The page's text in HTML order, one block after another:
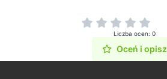
Liczba ocen: 0
Oceń i opisz